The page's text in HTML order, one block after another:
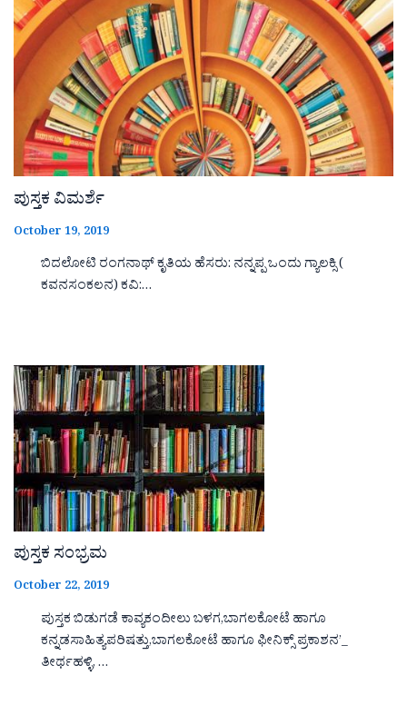
ಪುಸ್ತಕ ವಿಮರ್ಶೆ
October 19, 2019
ಬಿದಲೋಟಿ ರಂಗನಾಥ್ ಕೃತಿಯ ಹೆಸರು: ನನ್ನಪ್ಪ ಒಂದು ಗ್ಯಾಲಕ್ಸಿ (
ಕವನಸಂಕಲನ) ಕವಿ:…
ಪುಸ್ತಕ ಸಂಭ್ರಮ
October 22, 2019
ಪುಸ್ತಕ ಬಿಡುಗಡೆ ಕಾವ್ಯಕಂದೀಲು ಬಳಗ,ಬಾಗಲಕೋಟೆ ಹಾಗೂ
ಕನ್ನಡಸಾಹಿತ್ಯಪರಿಷತ್ತು,ಬಾಗಲಕೋಟೆ ಹಾಗೂ ಫೀನಿಕ್ಸ್ ಪ್ರಕಾಶನ’_
ತೀರ್ಥಹಳ್ಳಿ, …